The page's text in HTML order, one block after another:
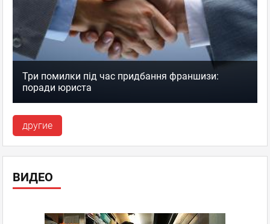
Три помилки під час придбання франшизи:
поради юриста
другие
ВИДЕО